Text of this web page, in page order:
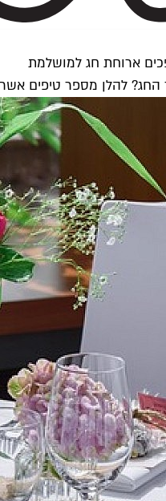
ארוחת חג למושלמת
להלן מספר טיפים